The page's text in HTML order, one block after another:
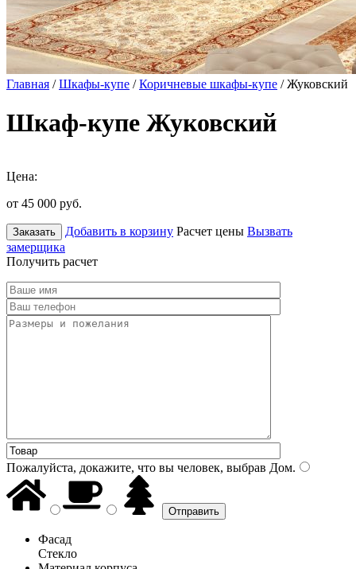
Главная /Шкафы-купе /Коричневые шкафы-купе / Жуковский
Шкаф-купе Жуковский
Цена:
от 45 000 руб.
Заказать Добавить в корзину Расчет цены Вызвать
замерщика
Получить расчет
Пожалуйста, докажите, что вы человек, выбрав Дом.
Фасад
Стекло